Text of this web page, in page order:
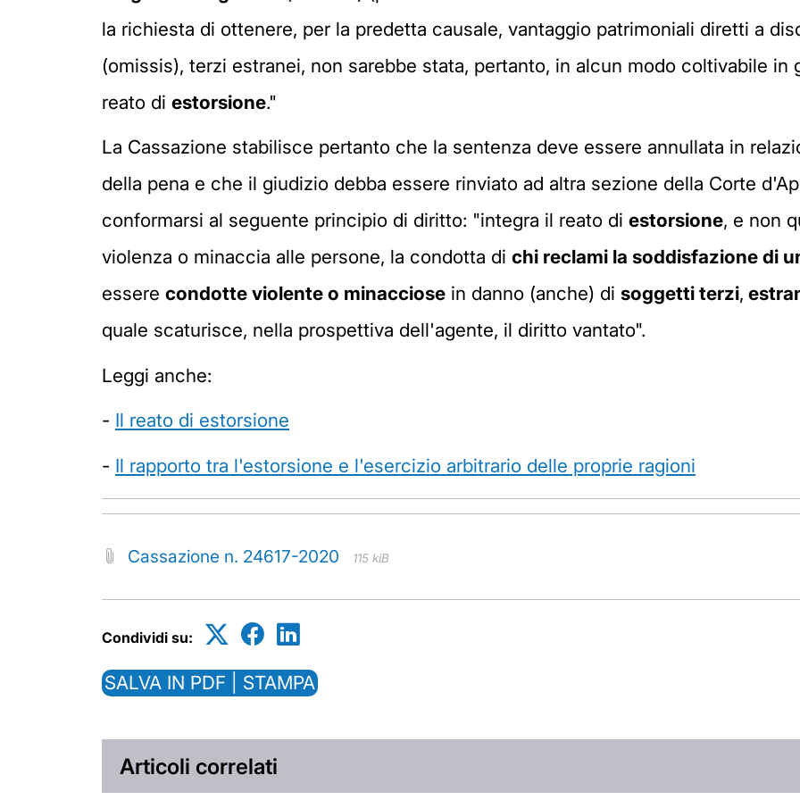
la richiesta di ottenere, per la predetta causale, vantaggio patrimoniali diretti a
(omissis), terzi estranei, non sarebbe stata, pertanto, in alcun modo coltivabile
reato di estorsione."
La Cassazione stabilisce pertanto che la sentenza deve essere annullata in
della pena e che il giudizio debba essere rinviato ad altra sezione della Corte
conformarsi al seguente principio di diritto: "integra il reato di estorsione, e non
violenza o minaccia alle persone, la condotta di chi reclami la soddisfazione di
essere condotte violente o minacciose in danno (anche) di soggetti terzi,
quale scaturisce, nella prospettiva dell'agente, il diritto vantato".
Leggi anche:
- Il reato di estorsione
- Il rapporto tra l'estorsione e l'esercizio arbitrario delle proprie ragioni
Cassazione n. 24617-2020 115 kiB
Condividi su:
SALVA IN PDF | STAMPA
Articoli correlati